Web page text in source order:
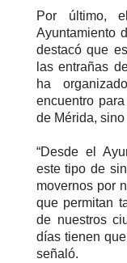
Por último,
Ayuntamiento
destacó que
las entrañas
ha
encuentro
de Mérida,
“Desde el
este tipo de
movernos por
que permitan
de nuestros
días tienen
señaló.